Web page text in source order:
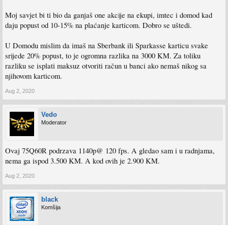
Moj savjet bi ti bio da ganjaš one akcije na ekupi, imtec i domod kad
daju popust od 10-15% na plaćanje karticom. Dobro se uštedi.
U Domodu mislim da imaš na Sberbank ili Sparkasse karticu svake
srijede 20% popust, to je ogromna razlika na 3000 KM. Za toliku
razliku se isplati maksuz otvoriti račun u banci ako nemaš nikog sa
njihovom karticom.
Aug 2, 2020
Vedo
Moderator
Ovaj 75Q60R podrzava 1140p@ 120 fps. A gledao sam i u radnjama,
nema ga ispod 3.500 KM. A kod ovih je 2.900 KM.
Aug 2, 2020
black
Komšija